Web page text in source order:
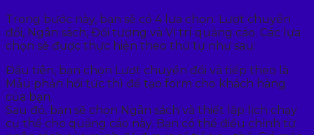
Trong bước này, bạn sẽ có 4 lựa chọn: Lượt chuyển
đổi, Ngân sách, Đối tượng và Vị trí quảng cáo. Các lựa
chọn sẽ được thực hiện theo thứ tự như sau:
Đầu tiên, bạn chọn Lượt chuyển đổi và tiếp theo là
Mẫu phản hồi tức thì để tạo form cho khách hàng
của bạn.
Sau đó, bạn sẽ chọn Ngân sách và thiết lập lịch chạy
cụ thể cho quảng cáo này. Bạn có thể điều chỉnh từ